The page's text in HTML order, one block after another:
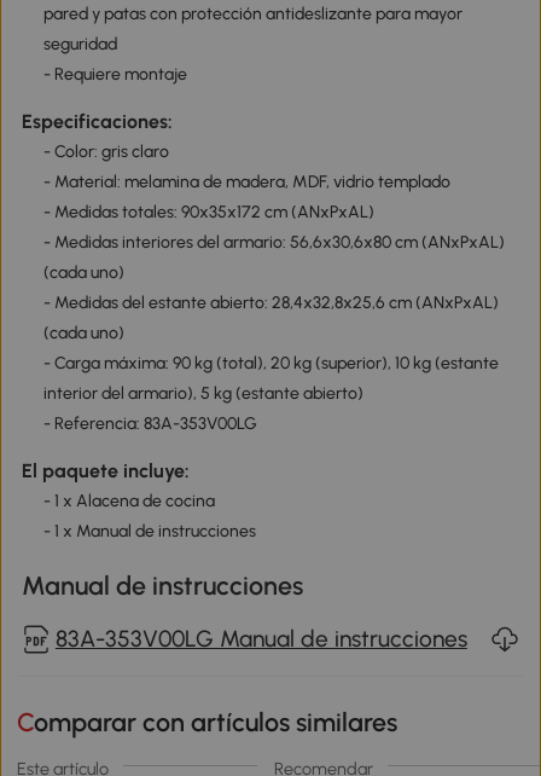
pared y patas con protección antideslizante para mayor
seguridad
- Requiere montaje
Especificaciones:
- Color: gris claro
- Material: melamina de madera, MDF, vidrio templado
- Medidas totales: 90x35x172 cm (ANxPxAL)
- Medidas interiores del armario: 56,6x30,6x80 cm (ANxPxAL)
(cada uno)
- Medidas del estante abierto: 28,4x32,8x25,6 cm (ANxPxAL)
(cada uno)
- Carga máxima: 90 kg (total), 20 kg (superior), 10 kg (estante
interior del armario), 5 kg (estante abierto)
- Referencia: 83A-353V00LG
El paquete incluye:
- 1 x Alacena de cocina
- 1 x Manual de instrucciones
Manual de instrucciones
83A-353V00LG Manual de instrucciones
Comparar con artículos similares
Este artículo Recomendar